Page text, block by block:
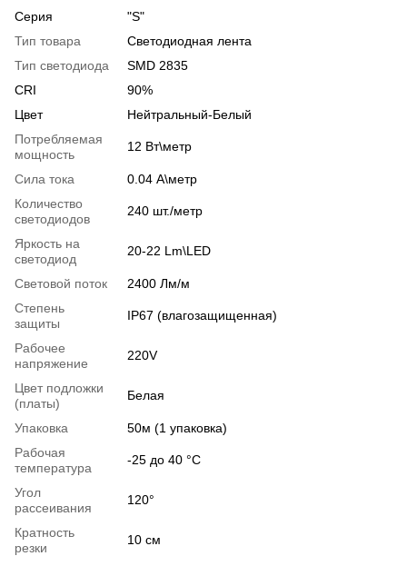
Серия
"S"
Тип товара
Светодиодная лента
Тип светодиода
SMD 2835
CRI
90%
Цвет
Нейтральный-Белый
Потребляемая
мощность
12 Вт\метр
Сила тока
0.04 А\метр
Количество
светодиодов
240 шт./метр
Яркость на
светодиод
20-22 Lm\LED
Световой поток
2400 Лм/м
Степень
защиты
IP67 (влагозащищенная)
Рабочее
напряжение
220V
Цвет подложки
(платы)
Белая
Упаковка
50м (1 упаковка)
Рабочая
температура
-25 до 40 °C
Угол
рассеивания
120°
Кратность
резки
10 см